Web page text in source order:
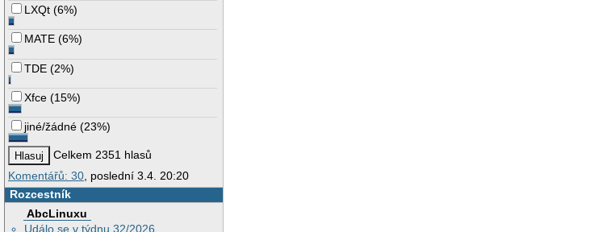
LXQt (6%)
MATE (6%)
TDE (2%)
Xfce (15%)
jiné/žádné (23%)
Celkem 2351 hlasů
Komentářů: 30 , poslední 3.4. 20:20
Rozcestník
AbcLinuxu
Událo se v týdnu 32/2026